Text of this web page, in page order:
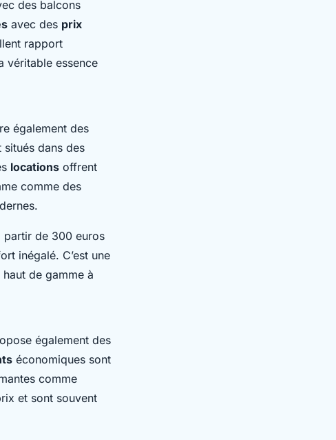
des balcons
avec des prix
rapport
véritable essence
également des
dans des
locations offrent
comme des
partir de 300 euros
inégalé. C’est une
de gamme à
également des
économiques sont
comme
et sont souvent